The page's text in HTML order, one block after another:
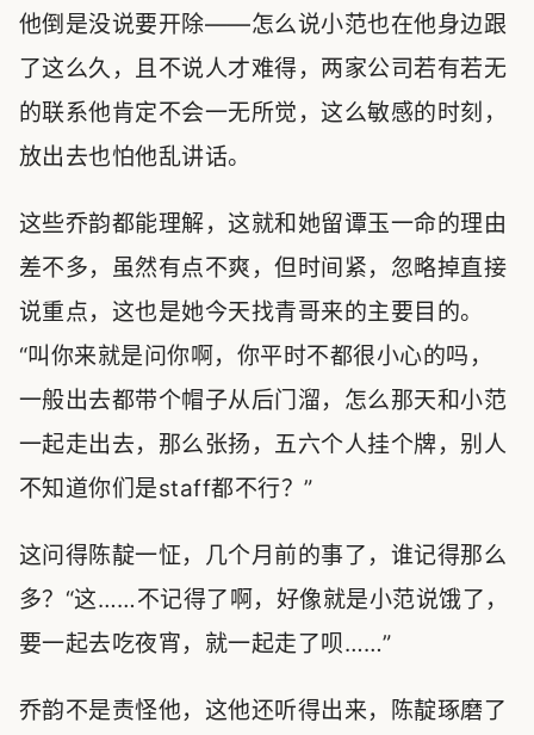
他倒是没说要开除——怎么说小范也在他身边跟
了这么久，且不说人才难得，两家公司若有若无
的联系他肯定不会一无所觉，这么敏感的时刻，
放出去也怕他乱讲话。
这些乔韵都能理解，这就和她留谭玉一命的理由
差不多，虽然有点不爽，但时间紧，忽略掉直接
说重点，这也是她今天找青哥来的主要目的。
“叫你来就是问你啊，你平时不都很小心的吗，
一般出去都带个帽子从后门溜，怎么那天和小范
一起走出去，那么张扬，五六个人挂个牌，别人
不知道你们是staff都不行？”
这问得陈靛一怔，几个月前的事了，谁记得那么
多？“这……不记得了啊，好像就是小范说饿了，
要一起去吃夜宵，就一起走了呗……”
乔韵不是责怪他，这他还听得出来，陈靛琢磨了